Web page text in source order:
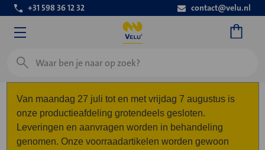
+31 598 36 12 32 contact@velu.nl
Zoeken
Van maandag 27 juli tot en met vrijdag 7 augustus is
onze productieafdeling grotendeels gesloten.
Leveringen en aanvragen worden in behandeling
genomen. Onze voorraadartikelen worden gewoon